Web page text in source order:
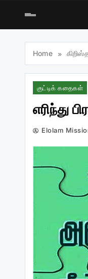
Home
குட்டிக் கதைகள்
எரிந்து
Elolam